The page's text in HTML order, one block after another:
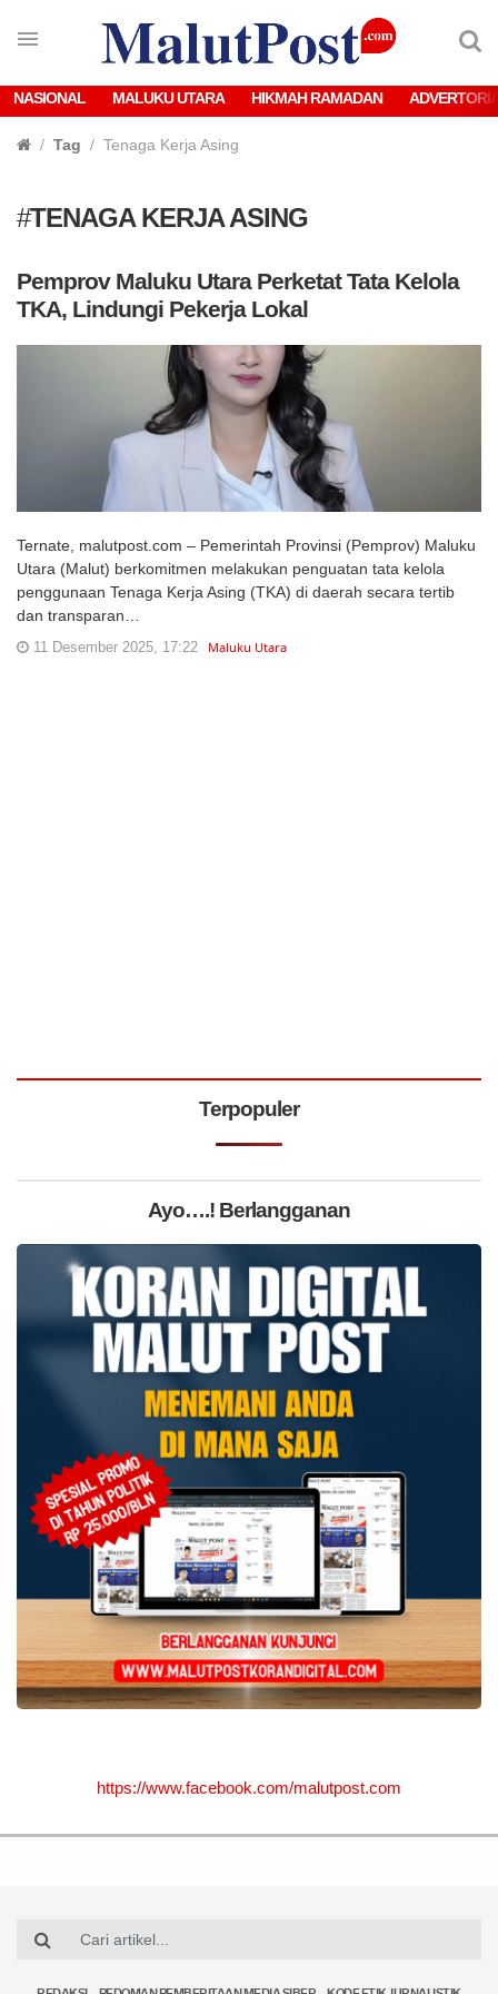
NASIONAL MALUKU UTARA HIKMAH RAMADAN
Tag Tenaga Kerja Asing
#TENAGA KERJA ASING
Pemprov Maluku Utara Perketat Tata Kelola
TKA, Lindungi Pekerja Lokal
Ternate, malutpost.com – Pemerintah Provinsi (Pemprov) Maluku
Utara (Malut) berkomitmen melakukan penguatan tata kelola
penggunaan Tenaga Kerja Asing (TKA) di daerah secara tertib
dan transparan…
11 Desember 2025, 17:22 Maluku Utara
Terpopuler
Ayo….! Berlangganan
https://www.facebook.com/malutpost.com